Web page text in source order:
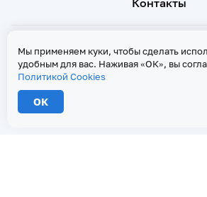
Контакты
При копировании текстов ссылка на страницу-
Свидетельство о регистрации Эл №
сентября 2016 г
Мы применяем куки, чтобы сделать
удобным для вас. Наживая «ОК», вы
Политикой Cookies
ОК